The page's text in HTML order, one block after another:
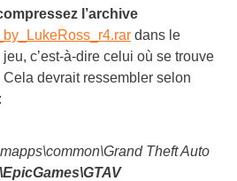
l’archive
dans le
c’est-à-dire celui où se trouve
Cela devrait ressembler selon
Theft Auto